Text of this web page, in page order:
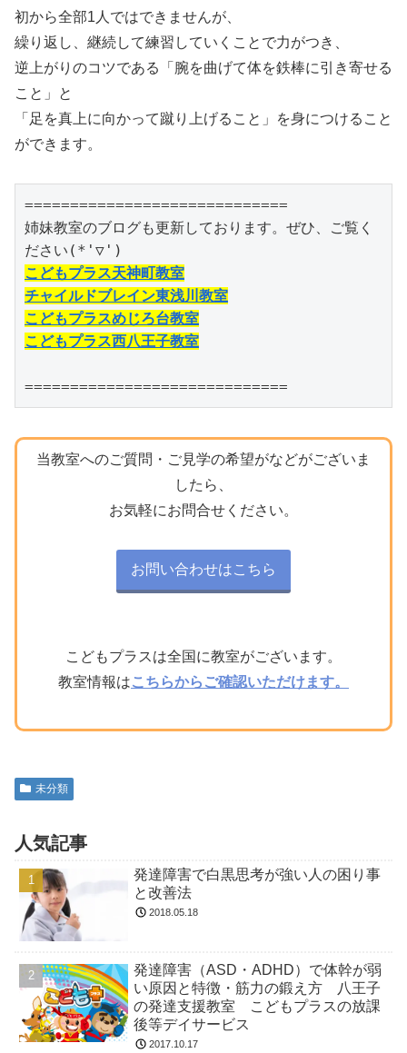
初から全部1人ではできませんが、
繰り返し、継続して練習していくことで力がつき、
逆上がりのコツである「腕を曲げて体を鉄棒に引き寄せる
こと」と
「足を真上に向かって蹴り上げること」を身につけること
ができます。
=============================
姉妹教室のブログも更新しております。ぜひ、ご覧く
こどもプラス天神町教室
チャイルドブレイン東浅川教室
こどもプラスめじろ台教室
こどもプラス西八王子教室
=============================
当教室へのご質問・ご見学の希望がなどがございま
したら、
お気軽にお問合せください。
お問い合わせはこちら
こどもプラスは全国に教室がございます。
教室情報はこちらからご確認いただけます。
未分類
人気記事
発達障害で白黒思考が強い人の困り事
と改善法
2018.05.18
発達障害（ASD・ADHD）で体幹が弱
い原因と特徴・筋力の鍛え方 八王子
の発達支援教室 こどもプラスの放課
後等デイサービス
2017.10.17